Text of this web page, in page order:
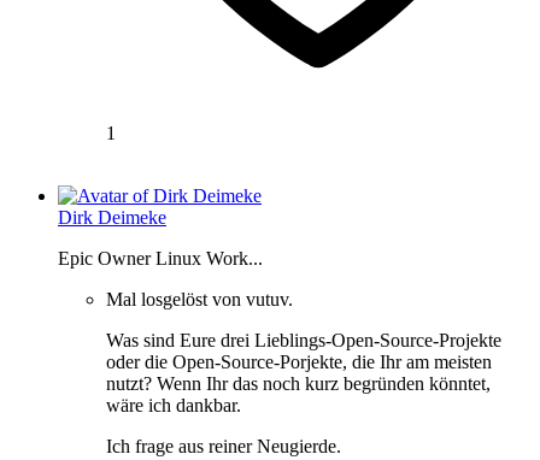
1
Dirk Deimeke
Epic Owner Linux Work...
Mal losgelöst von vutuv.
Was sind Eure drei Lieblings-Open-Source-Projekte
oder die Open-Source-Porjekte, die Ihr am meisten
nutzt? Wenn Ihr das noch kurz begründen könntet,
wäre ich dankbar.
Ich frage aus reiner Neugierde.